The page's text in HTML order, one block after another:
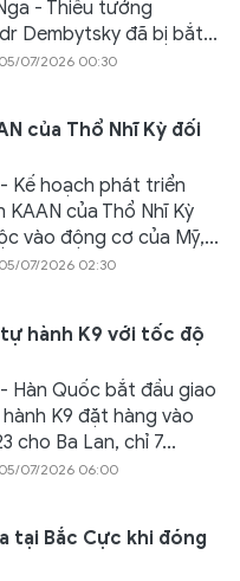
- Thiếu tướng
Dembytsky đã bị bắt...
05/07/2026 00:30
của Thổ Nhĩ Kỳ đối
Kế hoạch phát triển
KAAN của Thổ Nhĩ Kỳ
vào động cơ của Mỹ,...
05/07/2026 02:30
hành K9 với tốc độ
Hàn Quốc bắt đầu giao
K9 đặt hàng vào
cho Ba Lan, chỉ 7...
05/07/2026 06:00
tại Bắc Cực khi đóng